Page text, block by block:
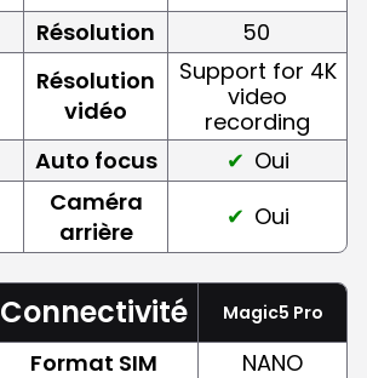
Résolution 50
Résolution
vidéo
Support for 4K
video
recording
Auto focus
Oui
Caméra
arrière
Oui
Connectivité Magic5 Pro
Format SIM
NANO